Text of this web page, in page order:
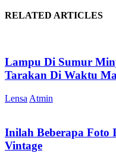
RELATED ARTICLES
Lampu Di Sumur
Tarakan Di Waktu
Lensa Atmin
Inilah Beberapa Foto
Vintage